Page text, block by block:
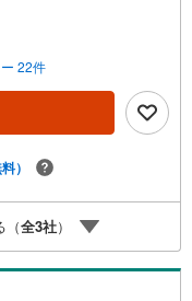
とスムーズにご案内が
来店後にアンケート記
プレゼント（1組様1回
をご紹介3.不動産ご購
ご検討中のお客様、ご紹
分プレゼント更にご紹介
ます！詳しくはスタッ
ペース、授乳室、ベビ
優しい『あったら良い
ーバー、紙おむつ、ア
スモニター等
22件
）
（全3社）